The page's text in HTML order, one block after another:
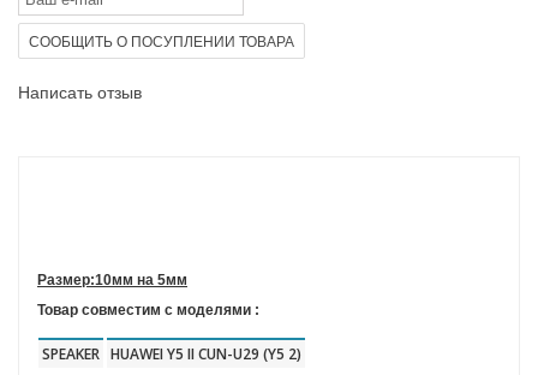
СООБЩИТЬ О ПОСУПЛЕНИИ ТОВАРА
Написать отзыв
Размер:10мм на 5мм
Товар совместим с моделями :
SPEAKER HUAWEI Y5 II CUN-U29 (Y5 2)